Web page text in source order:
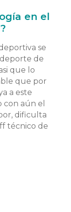
en el
se
de
que lo
que por
a este
con aún el
dificulta
técnico de